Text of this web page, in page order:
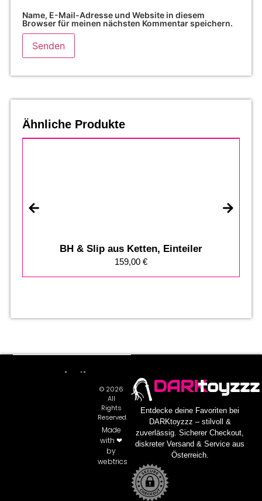
Name, E-Mail-Adresse und Website in diesem
Browser für meinen nächsten Kommentar speichern.
Ähnliche Produkte
BH & Slip aus Ketten, Einteiler
159,00 €
DARKtoyzzz
Entdecke deine Favoriten bei
DARKtoyzzz – stilvoll &
zuverlässig. Sicherer Checkout,
diskreter Versand & Service aus
Österreich.
© 2026
All
Rights
Reserved.
Made
with ❤
by
webtrics